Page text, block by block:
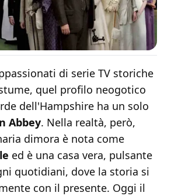
di serie TV storiche
quel profilo neogotico
dell'Hampshire ha un solo
Abbey. Nella realtà, però,
dimora è nota come
ed è una casa vera, pulsante
quotidiani, dove la storia si
con il presente. Oggi il